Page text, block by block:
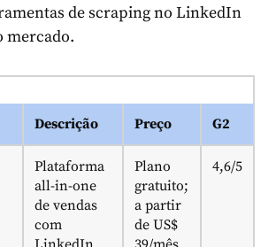
de scraping no LinkedIn
mercado.
Descrição Preço G2
Plataforma
all-in-one
de vendas
com
Plano
gratuito;
a partir
de US$
4,6/5